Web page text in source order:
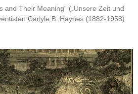
and Their Meaning“ („Unsere Zeit und
Carlyle B. Haynes (1882-1958)